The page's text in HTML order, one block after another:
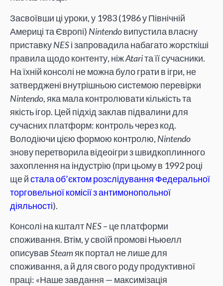
Засвоївши ці уроки, у 1983 (1986 у Північній
Америці та Європі) Nintendoвипустила власну
приставкуNESі запровадила набагато жорсткіші
правила щодо контенту, ніжAtariта її сучасники.
На їхній консолі не можна було грати в ігри, не
затверджені внутрішньою системою перевірки
Nintendo, яка мала контролювати кількість та
якість ігор. Цей підхід заклав підвалини для
сучасних платформ: контроль через код.
Володіючи цією формою контролю, Nintendo
знову перетворила відеоігри з швидкоплинного
захоплення на індустрію (при цьому в 1992 році
ще йстала об’єктом розслідування Федеральної
торговельної комісії з антимонопольної
діяльності).
Консолі на кшталтNES– це платформи
споживання. Втім, у своїй промові Ньюелл
описувавSteamяк портал не лише для
споживання, а й для свого роду продуктивної
праці: «Наше завдання — максимізація